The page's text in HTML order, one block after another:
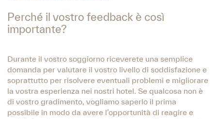
Perché il vostro feedback è così
importante?
Durante il vostro soggiorno riceverete una semplice
domanda per valutare il vostro livello di soddisfazione e
soprattutto per risolvere eventuali problemi e migliorare
la vostra esperienza nei nostri hotel. Se qualcosa non è
di vostro gradimento, vogliamo saperlo il prima
possibile in modo da avere l’opportunità di reagire e